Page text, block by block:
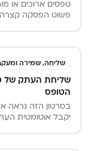
טפסים ארוכים או
שליחה, שמירה
הטופס
בסרטון הזה נראה